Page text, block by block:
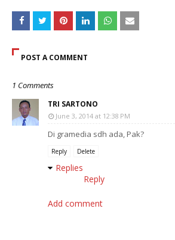
POST A COMMENT
1 Comments
TRI SARTONO
June 3, 2014 at 12:38 PM
Di gramedia sdh ada, Pak?
Reply Delete
Replies
Reply
Add comment